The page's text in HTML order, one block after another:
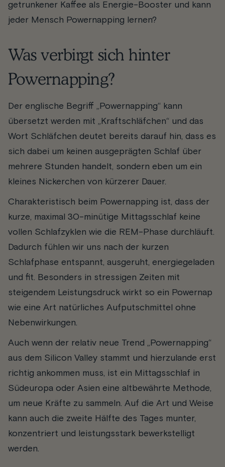
getrunkener Kaffee als Energie-Booster und kann
jeder Mensch Powernapping lernen?
Was verbirgt sich hinter
Powernapping?
Der englische Begriff „Powernapping“ kann
übersetzt werden mit „Kraftschläfchen“ und das
Wort Schläfchen deutet bereits darauf hin, dass es
sich dabei um keinen ausgeprägten Schlaf über
mehrere Stunden handelt, sondern eben um ein
kleines Nickerchen von kürzerer Dauer.
Charakteristisch beim Powernapping ist, dass der
kurze, maximal 30-minütige Mittagsschlaf keine
vollen Schlafzyklen wie die REM-Phase durchläuft.
Dadurch fühlen wir uns nach der kurzen
Schlafphase entspannt, ausgeruht, energiegeladen
und fit. Besonders in stressigen Zeiten mit
steigendem Leistungsdruck wirkt so ein Powernap
wie eine Art natürliches Aufputschmittel ohne
Nebenwirkungen.
Auch wenn der relativ neue Trend „Powernapping“
aus dem Silicon Valley stammt und hierzulande erst
richtig ankommen muss, ist ein Mittagsschlaf in
Südeuropa oder Asien eine altbewährte Methode,
um neue Kräfte zu sammeln. Auf die Art und Weise
kann auch die zweite Hälfte des Tages munter,
konzentriert und leistungsstark bewerkstelligt
werden.